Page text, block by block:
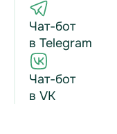
Чат-бот
в Telegram
Чат-бот
в VK